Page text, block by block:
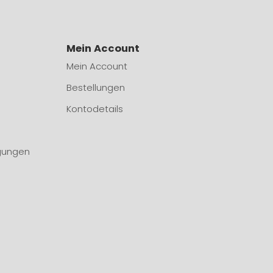
Mein Account
Mein Account
Bestellungen
Kontodetails